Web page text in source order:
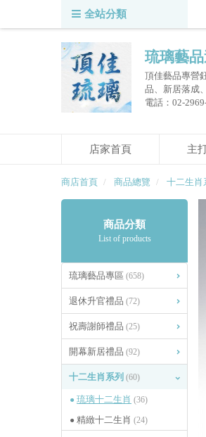
全站分類
琉璃藝
頂佳藝品專營
品、新居落成
電話：02-
店家首頁 主
商店首頁 商品總覽 十二生肖
商品分類
List of products
琉璃藝品專區 (658)
退休升官禮品 (72)
祝壽謝師禮品 (25)
開幕新居禮品 (92)
十二生肖系列 (60)
琉璃十二生肖 (36)
精緻十二生肖 (24)